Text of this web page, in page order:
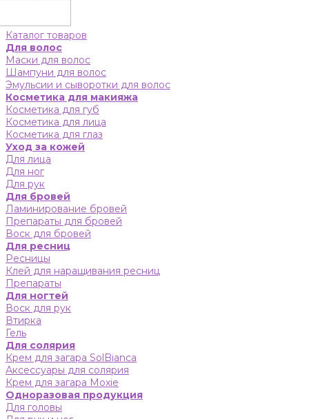
Каталог товаров
Для волос
Маски для волос
Шампуни для волос
Эмульсии и сыворотки для волос
Косметика для макияжа
Косметика для губ
Косметика для лица
Косметика для глаз
Уход за кожей
Для лица
Для ног
Для рук
Для бровей
Ламинирование бровей
Препараты для бровей
Воск для бровей
Для ресниц
Ресницы
Клей для наращивания ресниц
Препараты
Для ногтей
Воск для рук
Втирка
Гель
Для солярия
Крем для загара SolBianca
Аксессуары для солярия
Крем для загара Moxie
Одноразовая продукция
Для головы